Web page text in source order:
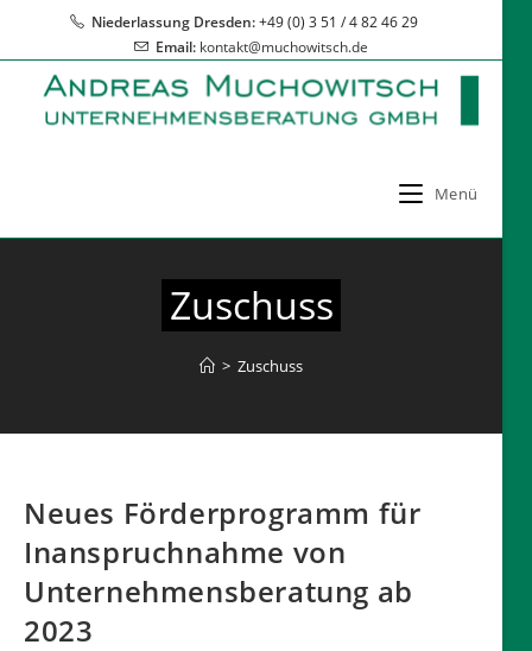
springen
Niederlassung Dresden:+49 (0) 3 51 / 4 82 46 29
Email: kontakt@muchowitsch.de
Menü
Zuschuss
> Zuschuss
Neues Förderprogramm für
Inanspruchnahme von
Unternehmensberatung ab
2023